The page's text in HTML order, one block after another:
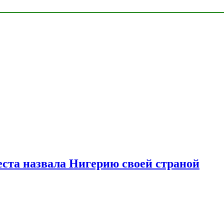
назвала Нигерию своей страной